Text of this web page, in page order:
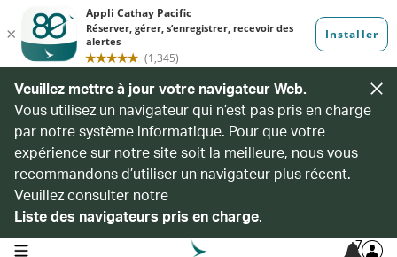
Veuillez mettre à jour votre navigateur Web.
Vous utilisez un navigateur qui n’est pas pris en charge
par notre système informatique. Pour que votre
expérience sur notre site soit la meilleure, nous vous
recommandons d’utiliser un navigateur plus récent.
Veuillez consulter notre
Liste des navigateurs pris en charge.
open navigation menu 7